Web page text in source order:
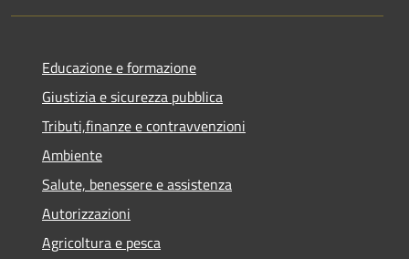
Educazione e formazione
Giustizia e sicurezza pubblica
Tributi,finanze e contravvenzioni
Ambiente
Salute, benessere e assistenza
Autorizzazioni
Agricoltura e pesca